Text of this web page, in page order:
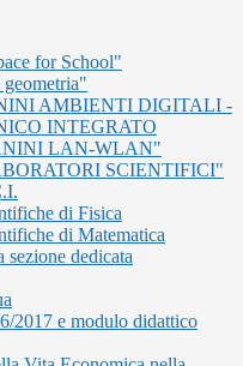
for School"
AMBIENTI DIGITALI -
INTEGRATO
LAN-WLAN"
SCIENTIFICI"
di Fisica
di Matematica
dedicata
2017 e modulo didattico